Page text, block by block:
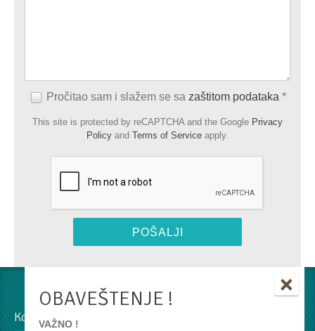
Pročitao sam i slažem se sa zaštitom podataka *
This site is protected by reCAPTCHA and the Google Privacy
Policy and Terms of Service apply.
×
OBAVEŠTENJE !
VAŽNO !
Kontakti u Srbiji